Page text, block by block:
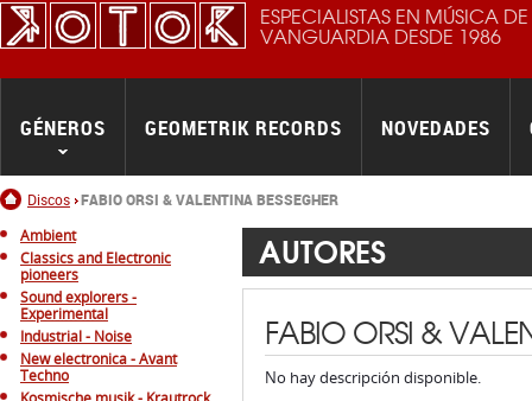
ESPECIALISTAS EN MÚSICA DE
VANGUARDIA DESDE 1986
Inicio
Discos FABIO ORSI & VALENTINA BESSEGHER
GÉNEROS GEOMETRIK RECORDS NOVEDADES
Ambient
Classics and Electronic
pioneers
Sound explorers -
Experimental
Industrial - Noise
New electronica - Avant
Techno
AUTORES
FABIO ORSI &
No hay descripción disponible.